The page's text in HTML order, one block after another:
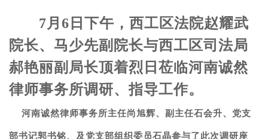
7月6日下午 ， 西工区法院赵耀武
院长、马少先副院长与西工区司法局
郝艳丽副局长顶着烈日莅临河南诚然
律师事务所调研、指导工作。
河南诚然律师事务所主任尚旭辉、副主任石会升、党支
部书记郭书铭、及党支部组织委员石晶参与了此次调研座